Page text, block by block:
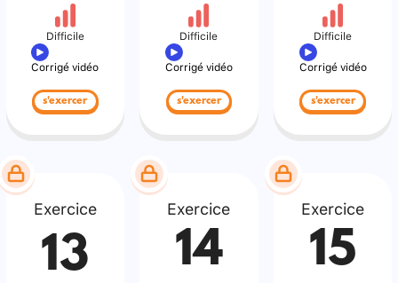
Difficile
Corrigé vidéo
s'exercer
Difficile
Corrigé vidéo
s'exercer
Difficile
Corrigé vidéo
s'exercer
Exercice
13
Exercice
14
Exercice
15